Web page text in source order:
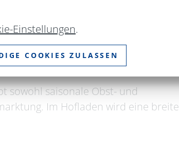
sowohl saisonale Obst- und
Im Hofladen wird eine breite
Einstellungen.
COOKIES ZULASSEN